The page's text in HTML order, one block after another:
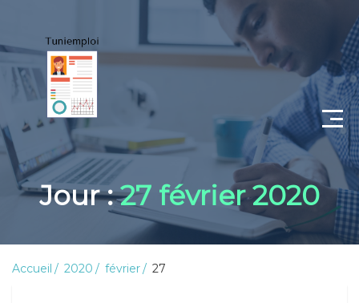
Lettre de motivation
Jour :27 février 2020
Accueil 2020 février 27